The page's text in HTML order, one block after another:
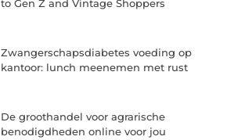
to Gen Z and Vintage Shoppers
Zwangerschapsdiabetes voeding op
kantoor: lunch meenemen met rust
De groothandel voor agrarische
benodigdheden online voor jou